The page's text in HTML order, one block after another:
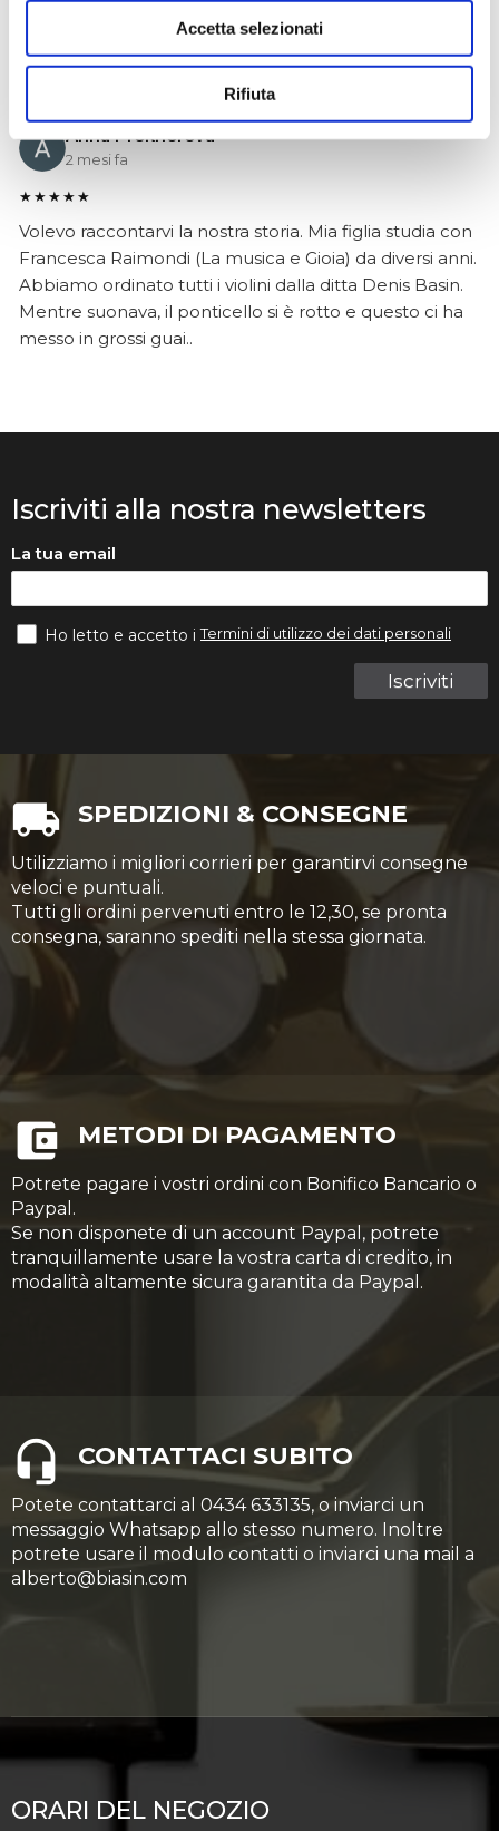
Accetta selezionati
Rifiuta
dimostrato serio e professionale,..
Anna Prokhorova
2 mesi fa
★★★★★
Volevo raccontarvi la nostra storia. Mia figlia studia con
Francesca Raimondi (La musica e Gioia) da diversi anni.
Abbiamo ordinato tutti i violini dalla ditta Denis Basin.
Mentre suonava, il ponticello si è rotto e questo ci ha
messo in grossi guai..
Iscriviti alla nostra newsletters
La tua email
Iscriviti
Ho letto e accetto iTermini di utilizzo dei dati personali
SPEDIZIONI & CONSEGNE
Utilizziamo i migliori corrieri per garantirvi consegne
veloci e puntuali.
Tutti gli ordini pervenuti entro le 12,30, se pronta
consegna, saranno spediti nella stessa giornata.
METODI DI PAGAMENTO
Potrete pagare i vostri ordini con Bonifico Bancario o
Paypal.
Se non disponete di un account Paypal, potrete
tranquillamente usare la vostra carta di credito, in
modalità altamente sicura garantita da Paypal.
CONTATTACI SUBITO
Potete contattarci al 0434 633135, o inviarci un
messaggio Whatsapp allo stesso numero. Inoltre
potrete usare il modulo contatti o inviarci una mail a
alberto@biasin.com
ORARI DEL NEGOZIO